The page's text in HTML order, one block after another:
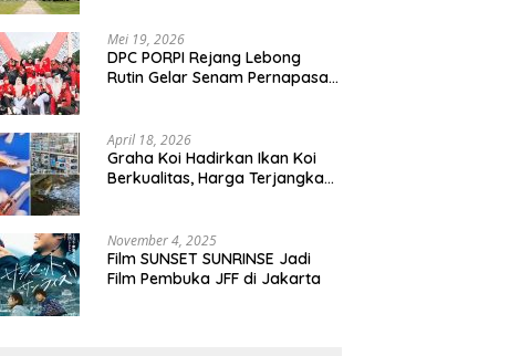
Mei 19, 2026
DPC PORPI Rejang Lebong
Rutin Gelar Senam Pernapasan
April 18, 2026
Graha Koi Hadirkan Ikan Koi
Berkualitas, Harga Terjangkau
November 4, 2025
Film SUNSET SUNRINSE Jadi
Film Pembuka JFF di Jakarta